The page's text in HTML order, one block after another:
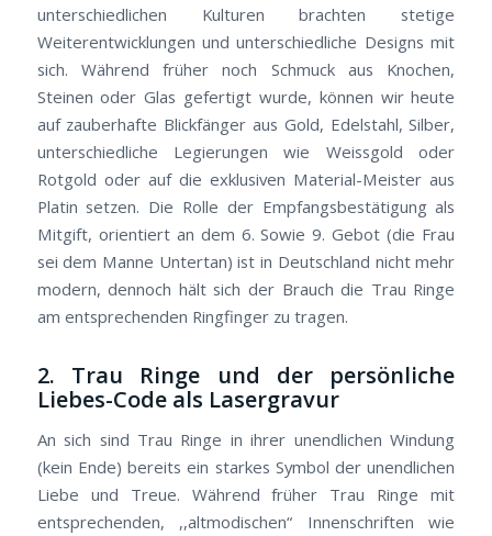
unterschiedlichen Kulturen brachten stetige
Weiterentwicklungen und unterschiedliche Designs mit
sich. Während früher noch Schmuck aus Knochen,
Steinen oder Glas gefertigt wurde, können wir heute
auf zauberhafte Blickfänger aus Gold, Edelstahl, Silber,
unterschiedliche Legierungen wie Weissgold oder
Rotgold oder auf die exklusiven Material-Meister aus
Platin setzen. Die Rolle der Empfangsbestätigung als
Mitgift, orientiert an dem 6. Sowie 9. Gebot (die Frau
sei dem Manne Untertan) ist in Deutschland nicht mehr
modern, dennoch hält sich der Brauch die Trau Ringe
am entsprechenden Ringfinger zu tragen.
2. Trau Ringe und der persönliche
Liebes-Code als Lasergravur
An sich sind Trau Ringe in ihrer unendlichen Windung
(kein Ende) bereits ein starkes Symbol der unendlichen
Liebe und Treue. Während früher Trau Ringe mit
entsprechenden, ,,altmodischen“ Innenschriften wie